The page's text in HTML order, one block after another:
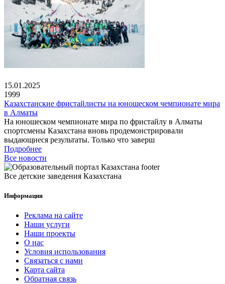
15.01.2025
1999
Казахстанские фристайлисты на юношеском чемпионате мира
в Алматы
На юношеском чемпионате мира по фристайлу в Алматы
спортсмены Казахстана вновь продемонстрировали
выдающиеся результаты. Только что заверш
Подробнее
Все новости
Все детские заведения Казахстана
Информация
Реклама на сайте
Наши услуги
Наши проекты
О нас
Условия использования
Связаться с нами
Карта сайта
Обратная связь